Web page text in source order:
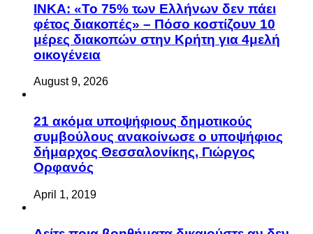
ΙΝΚΑ: «Το 75% των Ελλήνων δεν πάει
φέτος διακοπές» – Πόσο κοστίζουν 10
μέρες διακοπών στην Κρήτη για 4μελή
οικογένεια
August 9, 2026
21 ακόμα υποψήφιους δημοτικούς
συμβούλους ανακοίνωσε ο υποψήφιος
δήμαρχος Θεσσαλονίκης, Γιώργος
Ορφανός
April 1, 2019